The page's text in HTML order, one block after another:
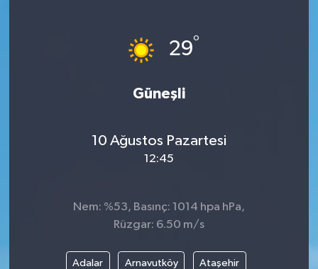
29°
Güneşli
10 Ağustos Pazartesi
12:45
Nem: %53, Basınç: 1014 hpa hPa,
Rüzgar: 6.50 m/s
Adalar Arnavutköy Ataşehir